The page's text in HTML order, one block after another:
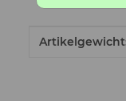
Wert